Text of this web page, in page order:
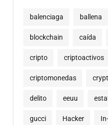
balenciaga ballena
blockchain caída
cripto criptoactivos
criptomonedas
delito eeuu
gucci Hacker